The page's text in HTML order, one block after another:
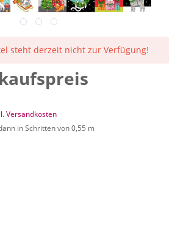
steht derzeit nicht zur Verfügung!
Versandkosten
in Schritten von 0,55 m